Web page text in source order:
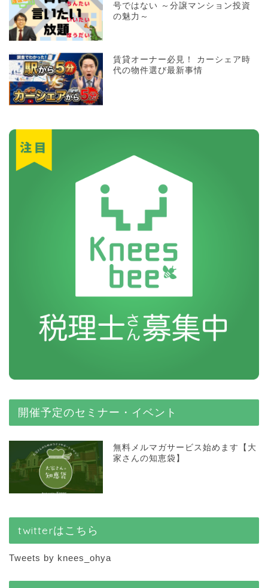
号ではない ～分譲マンション投資
の魅力～
賃貸オーナー必見！ カーシェア時
代の物件選び最新事情
開催予定のセミナー・イベント
無料メルマガサービス始めます【大
家さんの知恵袋】
twitterはこちら
Tweets by knees_ohya